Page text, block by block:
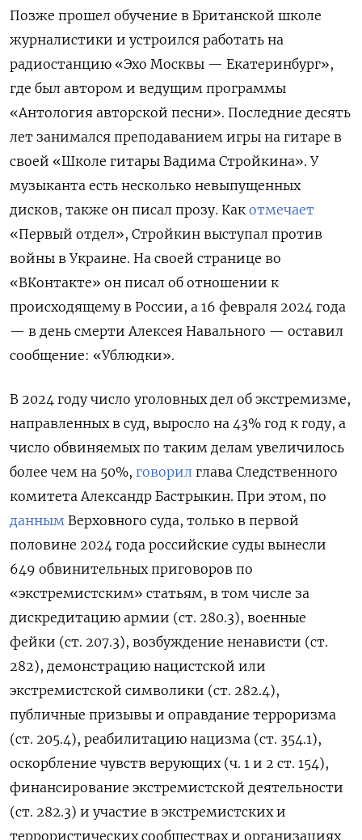
Позже прошел обучение в Британской школе
журналистики и устроился работать на
радиостанцию «Эхо Москвы — Екатеринбург»,
где был автором и ведущим программы
«Антология авторской песни». Последние десять
лет занимался преподаванием игры на гитаре в
своей «Школе гитары Вадима Стройкина». У
музыканта есть несколько невыпущенных
дисков, также он писал прозу. Как отмечает
«Первый отдел», Стройкин выступал против
войны в Украине. На своей странице во
«ВКонтакте» он писал об отношении к
происходящему в России, а 16 февраля 2024 года
— в день смерти Алексея Навального — оставил
сообщение: «Ублюдки».
В 2024 году число уголовных дел об экстремизме,
направленных в суд, выросло на 43% год к году, а
число обвиняемых по таким делам увеличилось
более чем на 50%, говорил глава Следственного
комитета Александр Бастрыкин. При этом, по
данным Верховного суда, только в первой
половине 2024 года российские суды вынесли
649 обвинительных приговоров по
«экстремистским» статьям, в том числе за
дискредитацию армии (ст. 280.3), военные
фейки (ст. 207.3), возбуждение ненависти (ст.
282), демонстрацию нацистской или
экстремистской символики (ст. 282.4),
публичные призывы и оправдание терроризма
(ст. 205.4), реабилитацию нацизма (ст. 354.1),
оскорбление чувств верующих (ч. 1 и 2 ст. 154),
финансирование экстремистской деятельности
(ст. 282.3) и участие в экстремистских и
террористических сообществах и организациях